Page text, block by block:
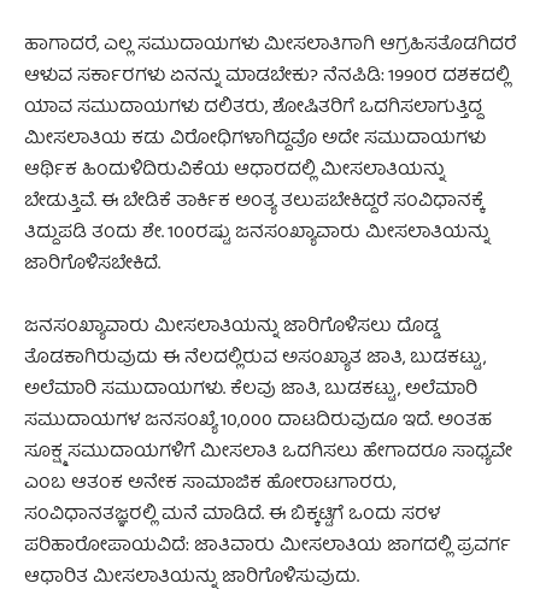
ಹಾಗಾದರೆ, ಎಲ್ಲ ಸಮುದಾಯಗಳು ಮೀಸಲಾತಿಗಾಗಿ ಆಗ್ರಹಿಸತೊಡಗಿದರೆ
ಆಳುವ ಸರ್ಕಾರಗಳು ಏನನ್ನು ಮಾಡಬೇಕು? ನೆನಪಿಡಿ: 1990ರ ದಶಕದಲ್ಲಿ
ಯಾವ ಸಮುದಾಯಗಳು ದಲಿತರು, ಶೋಷಿತರಿಗೆ ಒದಗಿಸಲಾಗುತ್ತಿದ್ದ
ಮೀಸಲಾತಿಯ ಕಡು ವಿರೋಧಿಗಳಾಗಿದ್ದವೊ ಅದೇ ಸಮುದಾಯಗಳು
ಆರ್ಥಿಕ ಹಿಂದುಳಿದಿರುವಿಕೆಯ ಆಧಾರದಲ್ಲಿ ಮೀಸಲಾತಿಯನ್ನು
ಬೇಡುತ್ತಿವೆ. ಈ ಬೇಡಿಕೆ ತಾರ್ಕಿಕ ಅಂತ್ಯ ತಲುಪಬೇಕಿದ್ದರೆ ಸಂವಿಧಾನಕ್ಕೆ
ತಿದ್ದುಪಡಿ ತಂದು ಶೇ. 100ರಷ್ಟು ಜನಸಂಖ್ಯಾವಾರು ಮೀಸಲಾತಿಯನ್ನು
ಜಾರಿಗೊಳಿಸಬೇಕಿದೆ.
ಜನಸಂಖ್ಯಾವಾರು ಮೀಸಲಾತಿಯನ್ನು ಜಾರಿಗೊಳಿಸಲು ದೊಡ್ಡ
ತೊಡಕಾಗಿರುವುದು ಈ ನೆಲದಲ್ಲಿರುವ ಅಸಂಖ್ಯಾತ ಜಾತಿ, ಬುಡಕಟ್ಟು,
ಅಲೆಮಾರಿ ಸಮುದಾಯಗಳು. ಕೆಲವು ಜಾತಿ, ಬುಡಕಟ್ಟು, ಅಲೆಮಾರಿ
ಸಮುದಾಯಗಳ ಜನಸಂಖ್ಯೆ 10,000 ದಾಟದಿರುವುದೂ ಇದೆ. ಅಂತಹ
ಸೂಕ್ಷ್ಮ ಸಮುದಾಯಗಳಿಗೆ ಮೀಸಲಾತಿ ಒದಗಿಸಲು ಹೇಗಾದರೂ ಸಾಧ್ಯವೇ
ಎಂಬ ಆತಂಕ ಅನೇಕ ಸಾಮಾಜಿಕ ಹೋರಾಟಗಾರರು,
ಸಂವಿಧಾನತಜ್ಞರಲ್ಲಿ ಮನೆ ಮಾಡಿದೆ. ಈ ಬಿಕ್ಕಟ್ಟಿಗೆ ಒಂದು ಸರಳ
ಪರಿಹಾರೋಪಾಯವಿದೆ: ಜಾತಿವಾರು ಮೀಸಲಾತಿಯ ಜಾಗದಲ್ಲಿ ಪ್ರವರ್ಗ
ಆಧಾರಿತ ಮೀಸಲಾತಿಯನ್ನು ಜಾರಿಗೊಳಿಸುವುದು.